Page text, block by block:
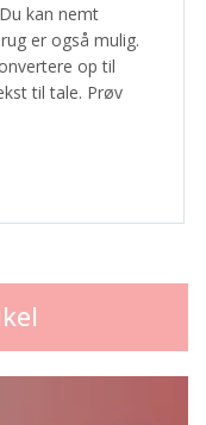
kan nemt
er også mulig.
op til
til tale. Prøv